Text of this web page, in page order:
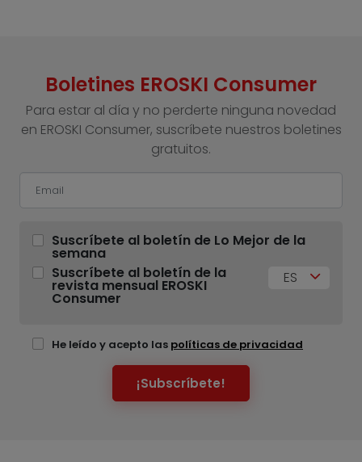
Boletines EROSKI Consumer
Para estar al día y no perderte ninguna novedad
en EROSKI Consumer, suscríbete nuestros boletines
gratuitos.
Suscríbete al boletín de Lo Mejor de la
semana
Suscríbete al boletín de la
revista mensual EROSKI
Consumer
ES
He leído y acepto las políticas de privacidad
¡Subscríbete!